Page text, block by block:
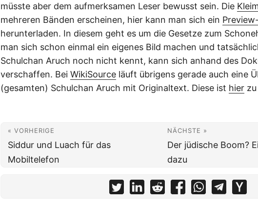
müsste aber dem aufmerksamen Leser bewusst sein. Die
mehreren Bänden erscheinen, hier kann man sich ein
herunterladen. In diesem geht es um die Gesetze zum
man sich schon einmal ein eigenes Bild machen und
Schulchan Aruch noch nicht kennt, kann sich anhand des
verschaffen. Bei WikiSource läuft übrigens gerade auch eine
(gesamten) Schulchan Aruch mit Originaltext. Diese ist hier
« VORHERIGE
Siddur und Luach für das
Mobiltelefon
NÄCHSTE »
Der jüdische Boom?
dazu